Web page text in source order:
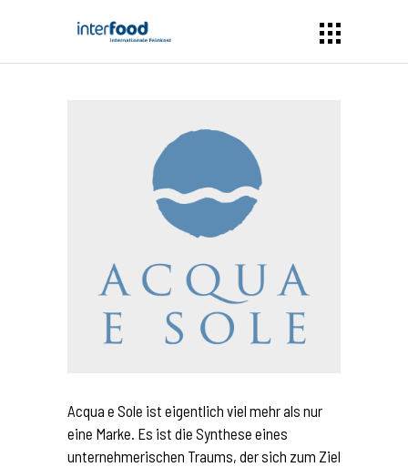
Acqua e Sole ist eigentlich viel mehr als nur
eine Marke. Es ist die Synthese eines
unternehmerischen Traums, der sich zum Ziel